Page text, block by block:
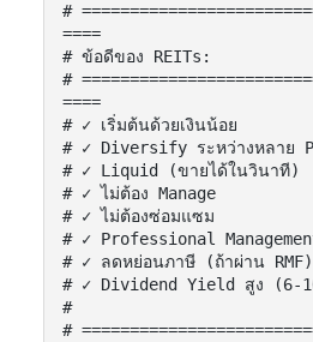
#
====
# ข้อดีของ REITs:
#
====
# ✓ เริ่มต้นด้วยเงินน้อย
# ✓ Diversify ระหว่างหลาย
# ✓ Liquid (ขายได้ในวินาที)
# ✓ ไม่ต้อง Manage
# ✓ ไม่ต้องซ่อมแซม
# ✓ Professional
# ✓ ลดหย่อนภาษี (ถ้าผ่าน RMF)
# ✓ Dividend Yield สูง (6-
#
#